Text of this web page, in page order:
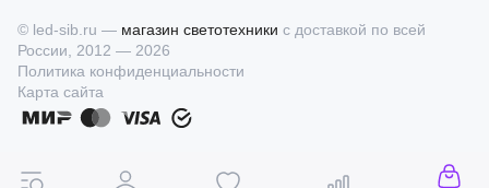
© led-sib.ru — магазин светотехники с доставкой по всей
России, 2012 — 2026
Политика конфиденциальности
Карта сайта